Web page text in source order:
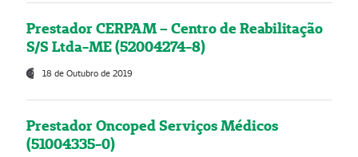
Prestador CERPAM – Centro de Reabilitação
S/S Ltda-ME (52004274-8)
18 de Outubro de 2019
Prestador Oncoped Serviços Médicos
(51004335-0)